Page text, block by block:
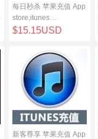
每日秒杀 苹果充值 App
store,itunes
store,iphone,ipad中国
$15.15USD
新客尊享 苹果充值 App